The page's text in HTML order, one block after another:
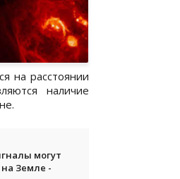
на расстоянии
наличие
могут
Земле -